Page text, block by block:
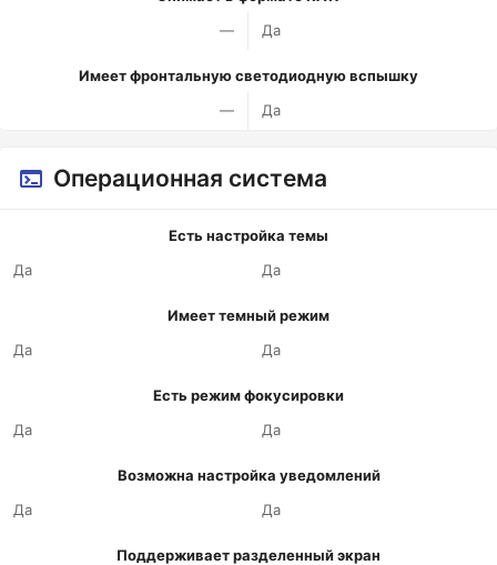
—
Да
Имеет фронтальную светодиодную вспышку
—
Да
Операционная система
Есть настройка темы
Да
Да
Имеет темный режим
Да
Да
Есть режим фокусировки
Да
Да
Возможна настройка уведомлений
Да
Да
Поддерживает разделенный экран